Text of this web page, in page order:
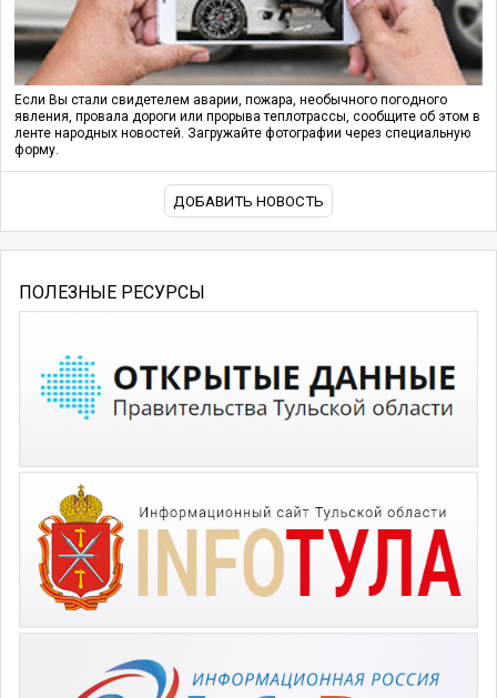
Если Вы стали свидетелем аварии, пожара, необычного погодного
явления, провала дороги или прорыва теплотрассы, сообщите об этом в
ленте народных новостей. Загружайте фотографии через специальную
форму.
ДОБАВИТЬ НОВОСТЬ
ПОЛЕЗНЫЕ РЕСУРСЫ